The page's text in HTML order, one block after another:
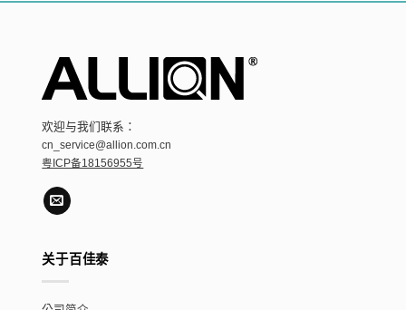
欢迎与我们联系：
cn_service@allion.com.cn
粤ICP备18156955号
关于百佳泰